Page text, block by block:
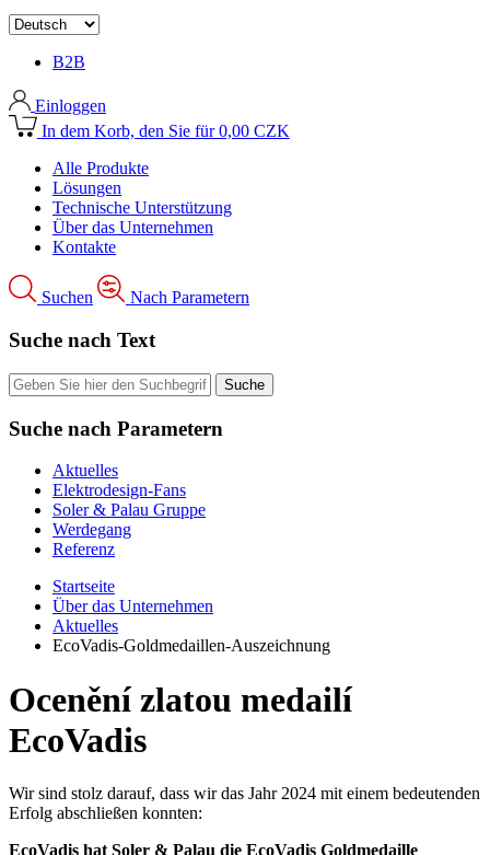
B2B
Einloggen
In dem Korb, den Sie für 0,00 CZK
Alle Produkte
Lösungen
Technische Unterstützung
Über das Unternehmen
Kontakte
Suchen Nach Parametern
Suche nach Text
Suche nach Parametern
Aktuelles
Elektrodesign-Fans
Soler & Palau Gruppe
Werdegang
Referenz
Startseite
Über das Unternehmen
Aktuelles
EcoVadis-Goldmedaillen-Auszeichnung
Ocenění zlatou medailí
EcoVadis
Wir sind stolz darauf, dass wir das Jahr 2024 mit einem bedeutenden
Erfolg abschließen konnten:
EcoVadis hat Soler & Palau die EcoVadis Goldmedaille